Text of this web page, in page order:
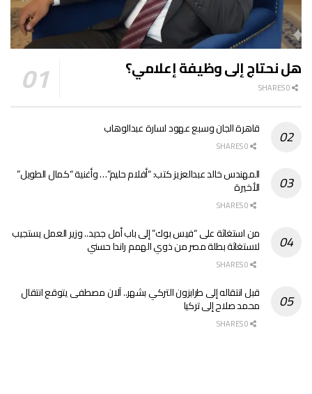
هل نحتاج إلى وظيفة إعلامي؟
قاهرة الجان وسبع عهود لسارة عبدالوهاب
المهندس خالد عبدالعزيز كتب: “أفلام حليم”… وأغنية “كمال الطويل”
الأخيرة
من استغاثة على “فيس بوك” إلى باب أمل جديد.. وزير العمل يستجيب
لاستغاثة بطلة مصر من ذوي الهمم راندا حسني
قبل انتقاله إلى طرابزون التركي بشهر.. آلان مصطفى يتوقع انتقال
محمد صلاح إلى تركيا